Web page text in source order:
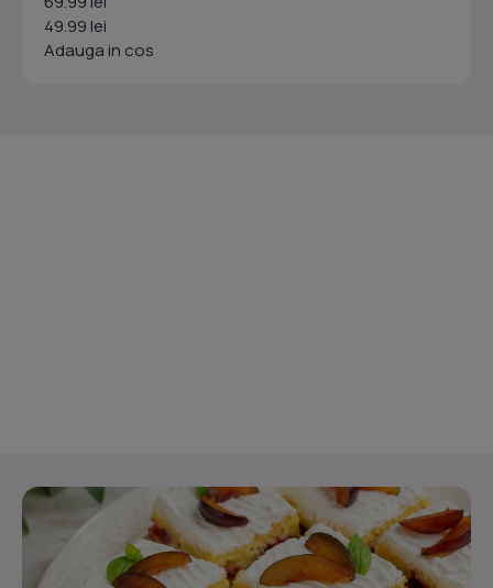
49.99 lei
Adauga in cos